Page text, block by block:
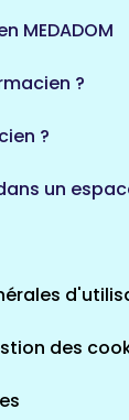
124 espaces
espaces
espaces
Maine-et-
Loiret
Loir-et-
1 espaces de
MEDADOM
?
?
un
des